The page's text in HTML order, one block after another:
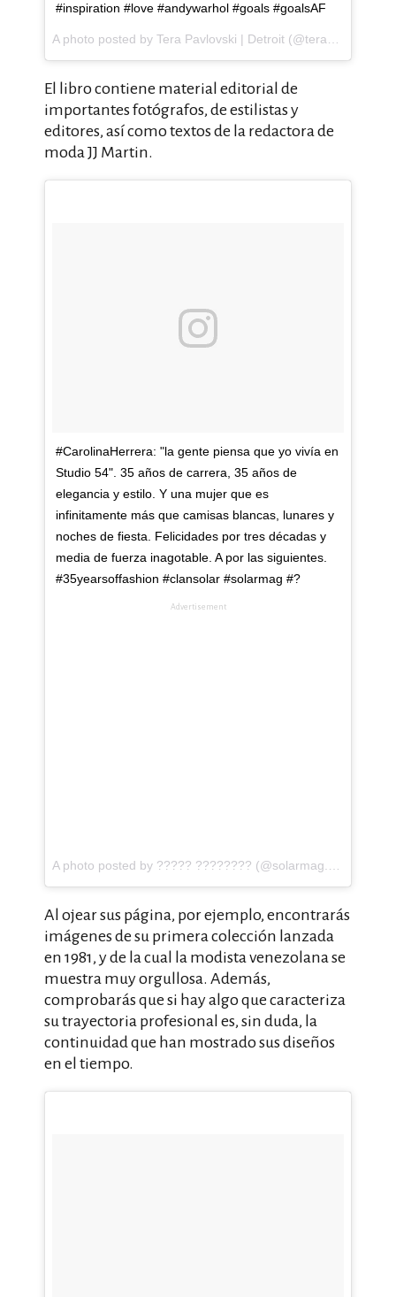
#inspiration #love #andywarhol #goals #goalsAF
El libro contiene material editorial de
importantes fotógrafos, de estilistas y
editores, así como textos de la redactora de
moda JJ Martin.
#CarolinaHerrera: "la gente piensa que yo vivía en
Studio 54". 35 años de carrera, 35 años de
elegancia y estilo. Y una mujer que es
infinitamente más que camisas blancas, lunares y
noches de fiesta. Felicidades por tres décadas y
media de fuerza inagotable. A por las siguientes.
#35yearsoffashion #clansolar #solarmag #?
Advertisement
Al ojear sus página, por ejemplo, encontrarás
imágenes de su primera colección lanzada
en 1981, y de la cual la modista venezolana se
muestra muy orgullosa. Además,
comprobarás que si hay algo que caracteriza
su trayectoria profesional es, sin duda, la
continuidad que han mostrado sus diseños
en el tiempo.